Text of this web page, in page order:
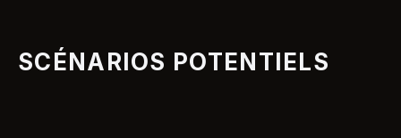
SCÉNARIOS POTENTIELS